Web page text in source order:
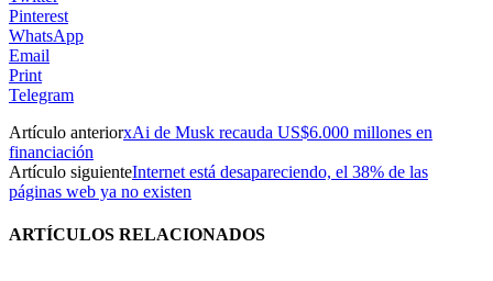
Pinterest
WhatsApp
Email
Print
Telegram
Artículo anteriorxAi de Musk recauda US$6.000 millones en
financiación
Artículo siguienteInternet está desapareciendo, el 38% de las
páginas web ya no existen
ARTÍCULOS RELACIONADOS